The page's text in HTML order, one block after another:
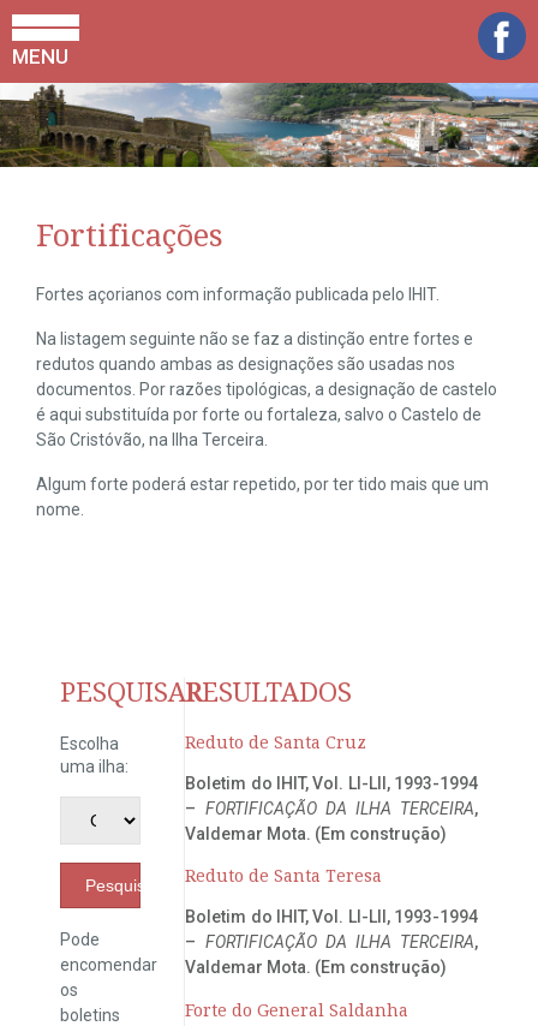
MENU
Fortificações
Fortes açorianos com informação publicada pelo IHIT.
Na listagem seguinte não se faz a distinção entre fortes e
redutos quando ambas as designações são usadas nos
documentos. Por razões tipológicas, a designação de castelo
é aqui substituída por forte ou fortaleza, salvo o Castelo de
São Cristóvão, na Ilha Terceira.
Algum forte poderá estar repetido, por ter tido mais que um
nome.
PESQUISAR
Escolha
uma ilha:
Pesquisar
Pode
encomendar
os
boletins
RESULTADOS
Reduto de Santa Cruz
Boletim do IHIT, Vol. LI-LII, 1993-1994
– FORTIFICAÇÃO DA ILHA TERCEIRA,
Valdemar Mota. (Em construção)
Reduto de Santa Teresa
Boletim do IHIT, Vol. LI-LII, 1993-1994
– FORTIFICAÇÃO DA ILHA TERCEIRA,
Valdemar Mota. (Em construção)
Forte do General Saldanha